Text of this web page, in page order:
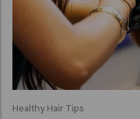
Healthy Hair Tips